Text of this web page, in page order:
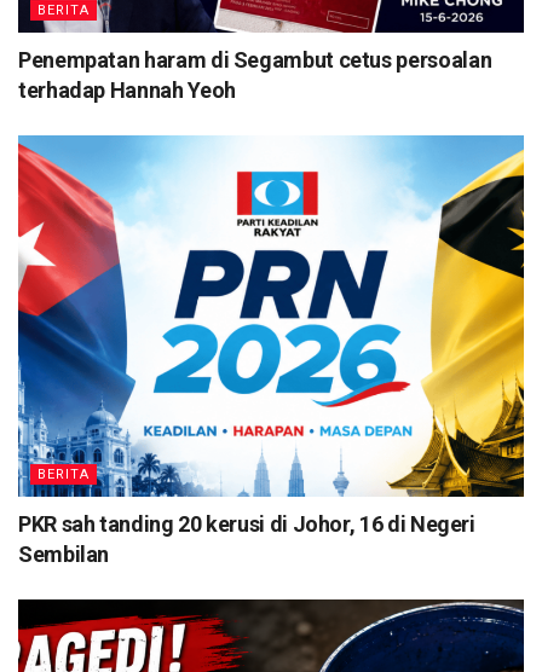
BERITA
Penempatan haram di Segambut cetus persoalan
terhadap Hannah Yeoh
BERITA
PKR sah tanding 20 kerusi di Johor, 16 di Negeri
Sembilan